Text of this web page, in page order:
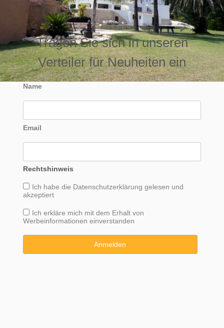
Tragen Sie sich in unseren
Verteiler für Neuheiten ein
Name
Email
Rechtshinweis
Ich habe die Datenschutzerklärung gelesen und
akzeptiert
Ich erkläre mich mit dem Erhalt von
Werbeinformationen einverstanden